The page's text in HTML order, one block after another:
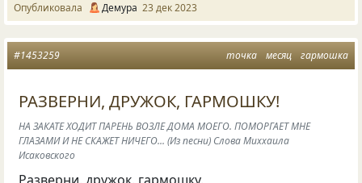
Опубликовала Демура 23 дек 2023
точка месяц гармошка
#1453259
РАЗВЕРНИ, ДРУЖОК, ГАРМОШКУ!
НА ЗАКАТЕ ХОДИТ ПАРЕНЬ ВОЗЛЕ ДОМА МОЕГО. ПОМОРГАЕТ МНЕ
ГЛАЗАМИ И НЕ СКАЖЕТ НИЧЕГО... (Из песни) Слова Миххаила
Исаковского